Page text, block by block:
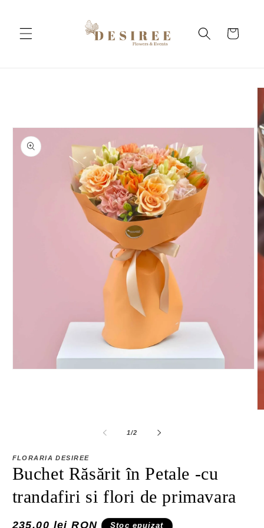
Coș
1/din
2
FLORARIA DESIREE
Buchet Răsărit în Petale -cu
trandafiri si flori de primavara
Preț
235,00 lei RON Stoc epuizat